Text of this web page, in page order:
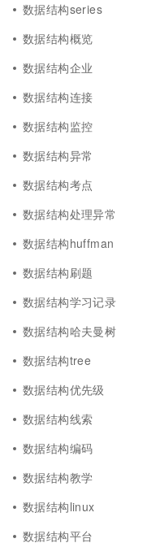
数据结构series
数据结构概览
数据结构企业
数据结构连接
数据结构监控
数据结构异常
数据结构考点
数据结构处理异常
数据结构huffman
数据结构刷题
数据结构学习记录
数据结构哈夫曼树
数据结构tree
数据结构优先级
数据结构线索
数据结构编码
数据结构教学
数据结构linux
数据结构平台